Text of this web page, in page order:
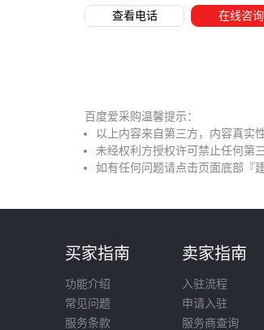
查看电话 在线咨询
百度爱采购温馨提示：
以上内容来自第三方，内容真实
未经权利方授权许可禁止任何第
如有任何问题请点击页面底部『
买家指南
功能介绍
常见问题
服务条款
卖家指南
入驻流程
申请入驻
服务商查询